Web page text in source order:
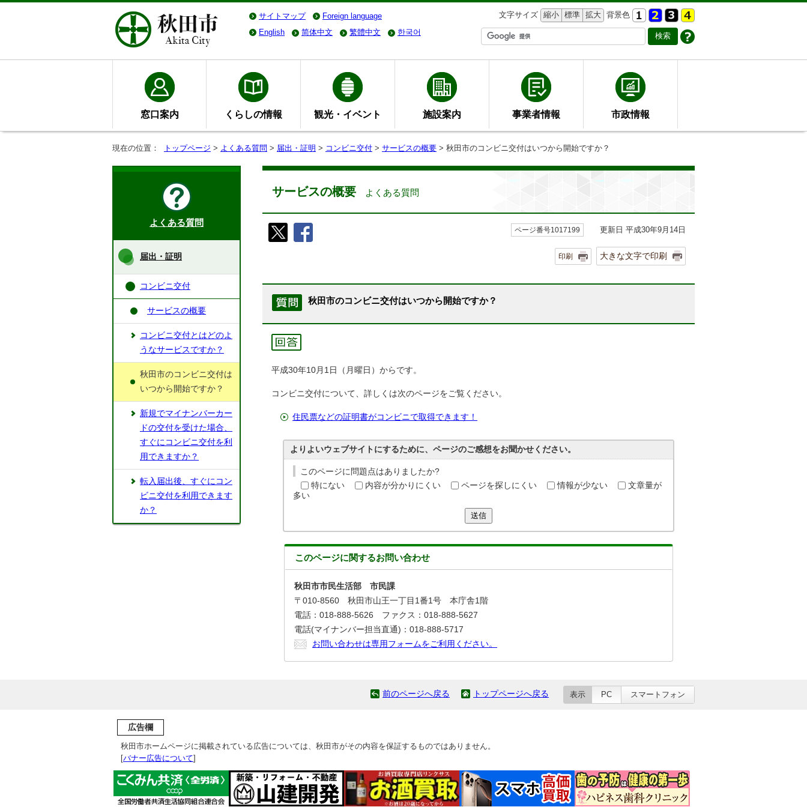
サイトマップ Foreign language 文字サイズ 縮小 標準 拡大 背景色
English
简体中文 繁體中文 한국어
窓口案内 くらしの情報 観光・イベント 施設案内 事業者情報 市政情報
現在の位置： トップページ > よくある質問 > 届出・証明 > コンビニ交付 > サービスの概要 > 秋田市のコンビニ交付はいつから開始ですか？
サービスの概要 よくある質問
ページ番号1017199 更新日 平成30年9月14日
印刷 大きな文字で印刷
秋田市のコンビニ交付はいつから開始ですか？
平成30年10月1日（月曜日）からです。
コンビニ交付について、詳しくは次のページをご覧ください。
住民票などの証明書がコンビニで取得できます！
よりよいウェブサイトにするために、ページのご感想をお聞かせください。
このページに問題点はありましたか?
特にない
内容が分かりにくい ページを探しにくい 情報が少ない
文章量が
多い
送信
このページに関するお問い合わせ
秋田市市民生活部 市民課
〒010-8560 秋田市山王一丁目1番1号 本庁舎1階
電話：018-888-5626 ファクス：018-888-5627
電話(マイナンバー担当直通)：018-888-5717
お問い合わせは専用フォームをご利用ください。
よくある質問
届出・証明
コンビニ交付
サービスの概要
コンビニ交付とはどのよ
うなサービスですか？
秋田市のコンビニ交付は
いつから開始ですか？
新規でマイナンバーカー
ドの交付を受けた場合、
すぐにコンビニ交付を利
用できますか？
転入届出後、すぐにコン
ビニ交付を利用できます
か？
前のページへ戻る トップページへ戻る 表示 PC スマートフォン
広告欄
秋田市ホームページに掲載されている広告については、秋田市がその内容を保証するものではありません。
[バナー広告について]